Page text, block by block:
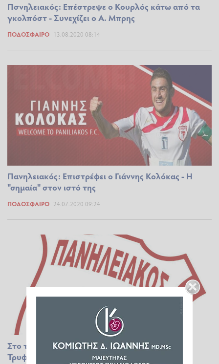
Πσνηλειακός: Επέστρεψε ο Κουρλός κάτω από τα
γκολπόστ - Συνεχίζει ο Α. Μπρης
ΠΟΔΌΣΦΑΙΡΟ 13.08.2020 08:14
Πανηλειακός: Επιστρέφει ο Γιάννης Κολόκας - Η
"σημαία" στον ιστό της
ΠΟΔΌΣΦΑΙΡΟ 24.07.2020 09:24
Στο τιμόνι του Πανηλειακού ο Ανδρέας
Τρυφωνόπουλος